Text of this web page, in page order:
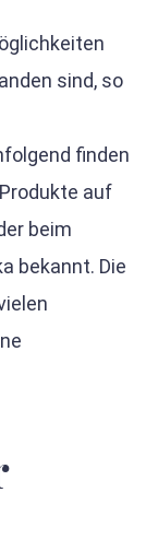
sind, so
finden
auf
beim
bekannt. Die